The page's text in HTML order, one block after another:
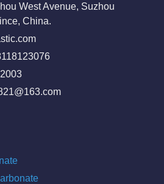
West Avenue, Suzhou
China.